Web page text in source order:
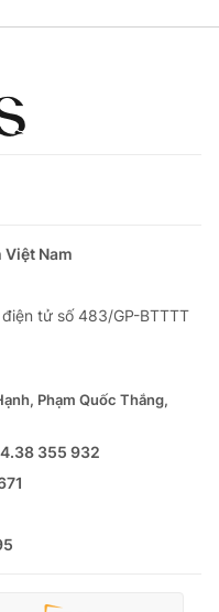
không có sự chấp
Nam
tử số 483/GP-BTTTT
Phạm Quốc Thắng,
355 932